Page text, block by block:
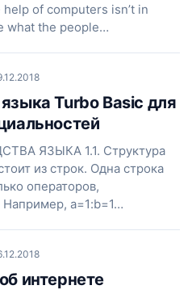
of computers isn’t in
what the people…
Turbo Basic для
ЯЗЫКА 1.1. Структура
из строк. Одна строка
операторов,
a=1:b=1…
интернете